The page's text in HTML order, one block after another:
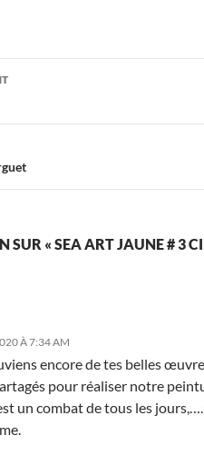
SUR « SEA ART JAUNE # 3
À 7:34 AM
encore de tes belles
pour réaliser notre
un combat de tous les